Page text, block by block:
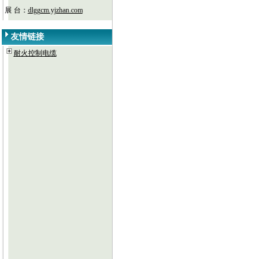
展 台： dlggcm.yjzhan.com
友情链接
耐火控制电缆